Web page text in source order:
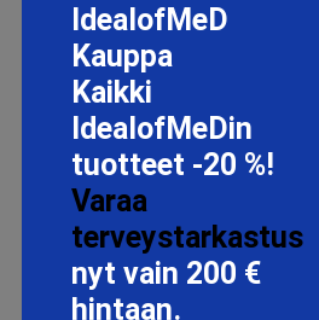
PRO-COLLAGE, 100 ML
58.6 EUR
IdealofMeD
Kauppa
Kaikki
IdealofMeDin
tuotteet -20 %!
Varaa
terveystarkastus
nyt vain 200 €
hintaan.